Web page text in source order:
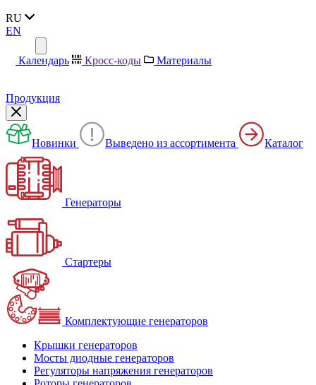
RU
EN
Календарь Кросс-коды Материалы
Продукция
Новинки Выведено из ассортимента Каталог
Генераторы
Стартеры
Комплектующие генераторов
Крышки генераторов
Мосты диодные генераторов
Регуляторы напряжения генераторов